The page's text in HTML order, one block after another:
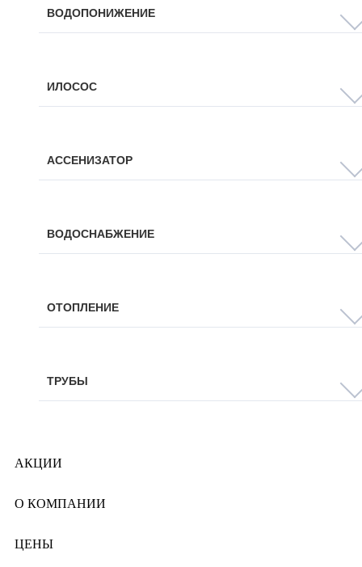
ВОДОПОНИЖЕНИЕ
ИЛОСОС
АССЕНИЗАТОР
ВОДОСНАБЖЕНИЕ
ОТОПЛЕНИЕ
ТРУБЫ
АКЦИИ
О КОМПАНИИ
ЦЕНЫ